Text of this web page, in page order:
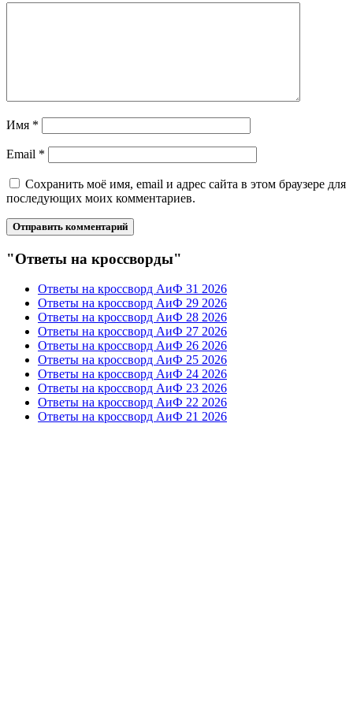
Имя *
Email *
Сохранить моё имя, email и адрес сайта в этом браузере для
последующих моих комментариев.
"Ответы на кроссворды"
Ответы на кроссворд АиФ 31 2026
Ответы на кроссворд АиФ 29 2026
Ответы на кроссворд АиФ 28 2026
Ответы на кроссворд АиФ 27 2026
Ответы на кроссворд АиФ 26 2026
Ответы на кроссворд АиФ 25 2026
Ответы на кроссворд АиФ 24 2026
Ответы на кроссворд АиФ 23 2026
Ответы на кроссворд АиФ 22 2026
Ответы на кроссворд АиФ 21 2026